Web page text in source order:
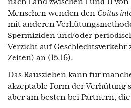
nach Land zwischen 1 und 11 von
Menschen wenden den Coitus
mit anderen
Spermiziden und/oder
Verzicht auf Geschlechtsverkehr
Zeiten) an (15,16).
Das Rausziehen kann für
akzeptable Form der
aber am besten bei Partnern,